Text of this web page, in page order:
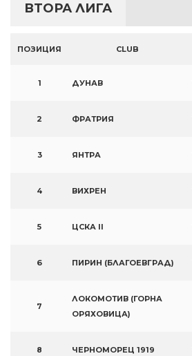
ВТОРА ЛИГА
ПОЗИЦИЯ CLUB
1 ДУНАВ
2 ФРАТРИЯ
3 ЯНТРА
4 ВИХРЕН
5 ЦСКА II
6 ПИРИН (БЛАГОЕВГРАД)
7
ЛОКОМОТИВ (ГОРНА
ОРЯХОВИЦА)
8 ЧЕРНОМОРЕЦ 1919